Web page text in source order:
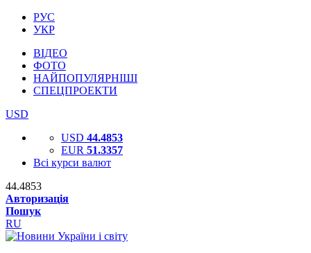
РУС
УКР
ВІДЕО
ФОТО
НАЙПОПУЛЯРНІШІ
СПЕЦПРОЕКТИ
USD
USD 44.4853
EUR 51.3357
Всі курси валют
44.4853
Авторизація
Пошук
RU